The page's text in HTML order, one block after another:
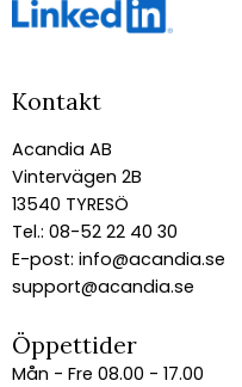
Kontakt
Acandia AB
Vintervägen 2B
13540 TYRESÖ
Tel.: 08-52 22 40 30
E-post: info@acandia.se
support@acandia.se
Öppettider
Mån - Fre 08.00 - 17.00